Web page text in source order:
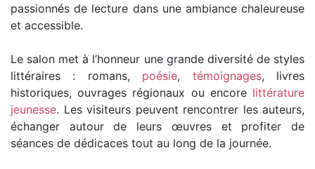
passionnés de lecture dans une ambiance chaleureuse
et accessible.
Le salon met à l’honneur une grande diversité de styles
littéraires : romans, poésie, témoignages, livres
historiques, ouvrages régionaux ou encore littérature
jeunesse. Les visiteurs peuvent rencontrer les auteurs,
échanger autour de leurs œuvres et profiter de
séances de dédicaces tout au long de la journée.